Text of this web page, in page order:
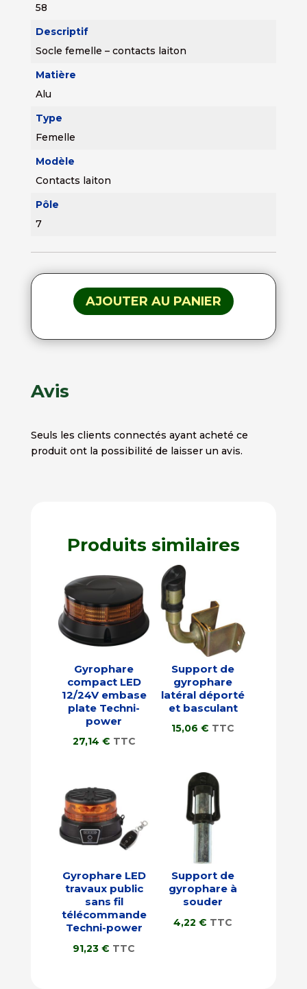
58
Descriptif
Socle femelle – contacts laiton
Matière
Alu
Type
Femelle
Modèle
Contacts laiton
Pôle
7
AJOUTER AU PANIER
Avis
Seuls les clients connectés ayant acheté ce
produit ont la possibilité de laisser un avis.
Produits similaires
Gyrophare
compact LED
12/24V embase
plate Techni-
power
27,14 € TTC
Support de
gyrophare
latéral déporté
et basculant
15,06€ TTC
Gyrophare LED
travaux public
sans fil
télécommande
Techni-power
91,23€ TTC
Support de
gyrophare à
souder
4,22€ TTC